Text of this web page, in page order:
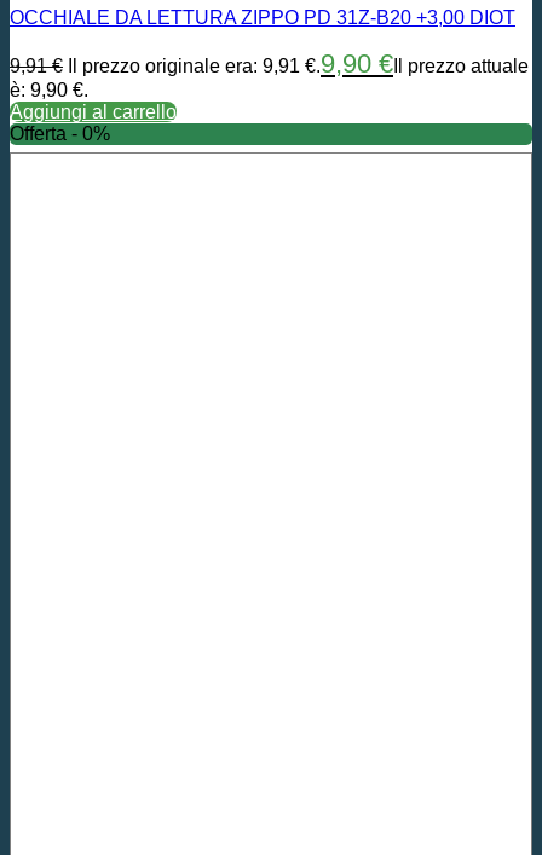
OCCHIALE DA LETTURA ZIPPO PD 31Z-B20 +3,00 DIOT
9,91€ Il prezzo originale era: 9,91 €.9,90 € Il prezzo attuale
è: 9,90 €.
Aggiungi al carrello
Offerta - 0%